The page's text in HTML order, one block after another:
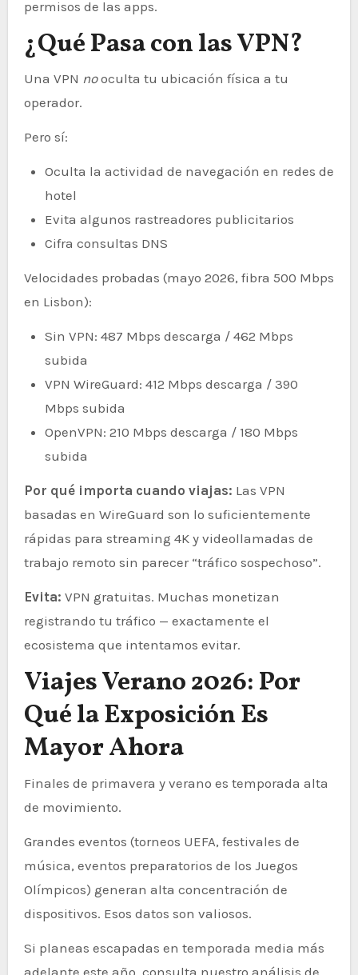
permisos de las apps.
¿Qué Pasa con las VPN?
Una VPN nooculta tu ubicación física a tu
operador.
Pero sí:
Oculta la actividad de navegación en redes de
hotel
Evita algunos rastreadores publicitarios
Cifra consultas DNS
Velocidades probadas (mayo 2026, fibra 500 Mbps
en Lisbon):
Sin VPN: 487 Mbps descarga / 462 Mbps
subida
VPN WireGuard: 412 Mbps descarga / 390
Mbps subida
OpenVPN: 210 Mbps descarga / 180 Mbps
subida
Por qué importa cuando viajas: Las VPN
basadas en WireGuard son lo suficientemente
rápidas para streaming 4K y videollamadas de
trabajo remoto sin parecer “tráfico sospechoso”.
Evita: VPN gratuitas. Muchas monetizan
registrando tu tráfico — exactamente el
ecosistema que intentamos evitar.
Viajes Verano 2026: Por
Qué la Exposición Es
Mayor Ahora
Finales de primavera y verano es temporada alta
de movimiento.
Grandes eventos (torneos UEFA, festivales de
música, eventos preparatorios de los Juegos
Olímpicos) generan alta concentración de
dispositivos. Esos datos son valiosos.
Si planeas escapadas en temporada media más
adelante este año, consulta nuestro análisis de